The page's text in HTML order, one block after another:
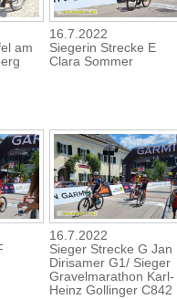
am
16.7.2022
Siegerin Strecke E
Clara Sommer
16.7.2022
Sieger Strecke G Jan
Dirisamer G1/ Sieger
Gravelmarathon Karl-
Heinz Gollinger C842